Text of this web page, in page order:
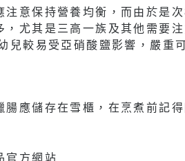
注意保持營養均衡，而由於是
，尤其是三高一族及其他需要
兒較易受亞硝酸鹽影響，嚴重
應儲存在雪櫃，在烹煮前記
官方網站